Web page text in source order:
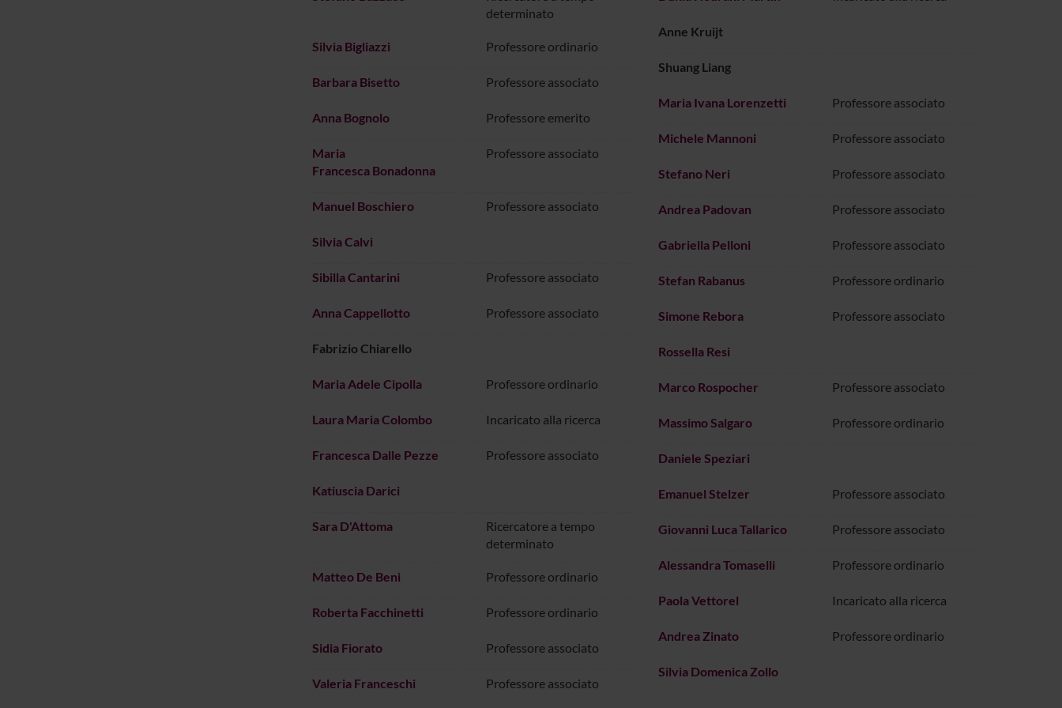
determinato
Silvia Bigliazzi Professore ordinario
Barbara Bisetto Professore associato
Anna Bognolo Professore emerito
Maria
Francesca Bonadonna
Professore associato
Manuel Boschiero Professore associato
Silvia Calvi
Sibilla Cantarini Professore associato
Anna Cappellotto Professore associato
Fabrizio Chiarello
Maria Adele Cipolla Professore ordinario
Laura Maria Colombo Incaricato alla ricerca
Francesca Dalle Pezze Professore associato
Katiuscia Darici
Sara D'Attoma
Ricercatore a tempo
determinato
Matteo De Beni Professore ordinario
Roberta Facchinetti Professore ordinario
Sidia Fiorato Professore associato
Valeria Franceschi Professore associato
Anne Kruijt
Shuang Liang
Maria Ivana Lorenzetti Professore associato
Michele Mannoni Professore associato
Stefano Neri Professore associato
Andrea Padovan Professore associato
Gabriella Pelloni Professore associato
Stefan Rabanus Professore ordinario
Simone Rebora Professore associato
Rossella Resi
Marco Rospocher Professore associato
Massimo Salgaro Professore ordinario
Daniele Speziari
Emanuel Stelzer Professore associato
Giovanni Luca Tallarico Professore associato
Alessandra Tomaselli Professore ordinario
Paola Vettorel Incaricato alla ricerca
Andrea Zinato Professore ordinario
Silvia Domenica Zollo